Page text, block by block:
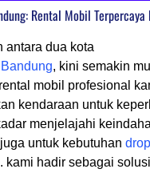
Rental Mobil
antara dua kota
Bandung, kini semakin
mobil profesional
kendaraan untuk
menjelajahi
untuk kebutuhan drop
hadir sebagai